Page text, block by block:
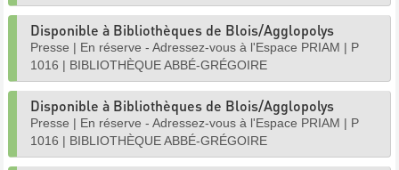
Disponible à Bibliothèques de Blois/Agglopolys
Presse | En réserve - Adressez-vous à l'Espace PRIAM | P
1016 | BIBLIOTHÈQUE ABBÉ-GRÉGOIRE
Disponible à Bibliothèques de Blois/Agglopolys
Presse | En réserve - Adressez-vous à l'Espace PRIAM | P
1016 | BIBLIOTHÈQUE ABBÉ-GRÉGOIRE